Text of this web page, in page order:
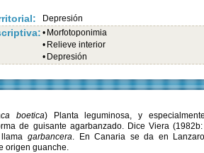
Depresión
• Morfotoponimia
• Relieve interior
• Depresión
boetica) Planta leguminosa, y
de guisante agarbanzado. Dice Viera (1982b:
garbancera. En Canaria se da en
origen guanche.